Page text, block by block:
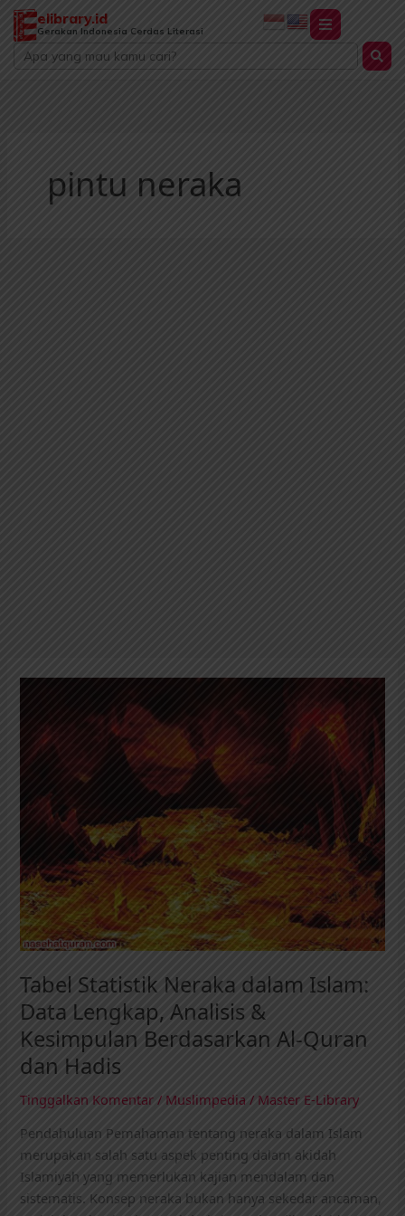
Lewati
konten
elibrary.id
Gerakan Indonesia Cerdas Literasi
Search
...
pintu neraka
Tabel Statistik Neraka dalam Islam:
Data Lengkap, Analisis &
Kesimpulan Berdasarkan Al-Quran
dan Hadis
Tinggalkan Komentar / Muslimpedia / Master E-Library
Pendahuluan Pemahaman tentang neraka dalam Islam
merupakan salah satu aspek penting dalam akidah
Islamiyah yang memerlukan kajian mendalam dan
sistematis. Konsep neraka bukan hanya sekedar ancaman,
Neraka
dalam
Data
Lengkap,
&
Kesimpulan
Berdasarkan
Al-
Quran
Hadis